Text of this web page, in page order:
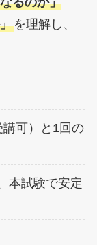
を理解し、
可）と1回の
本試験で安定